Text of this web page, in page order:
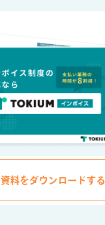
資料をダウンロードする